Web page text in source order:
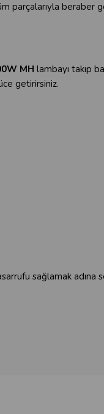
parçalarıyla beraber
MH lambayı takıp
getirirsiniz.
sağlamak